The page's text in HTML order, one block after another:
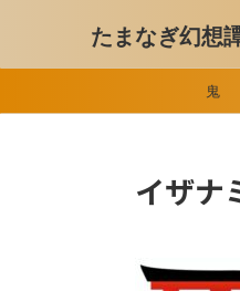
たまなぎ幻想
鬼
イザナ